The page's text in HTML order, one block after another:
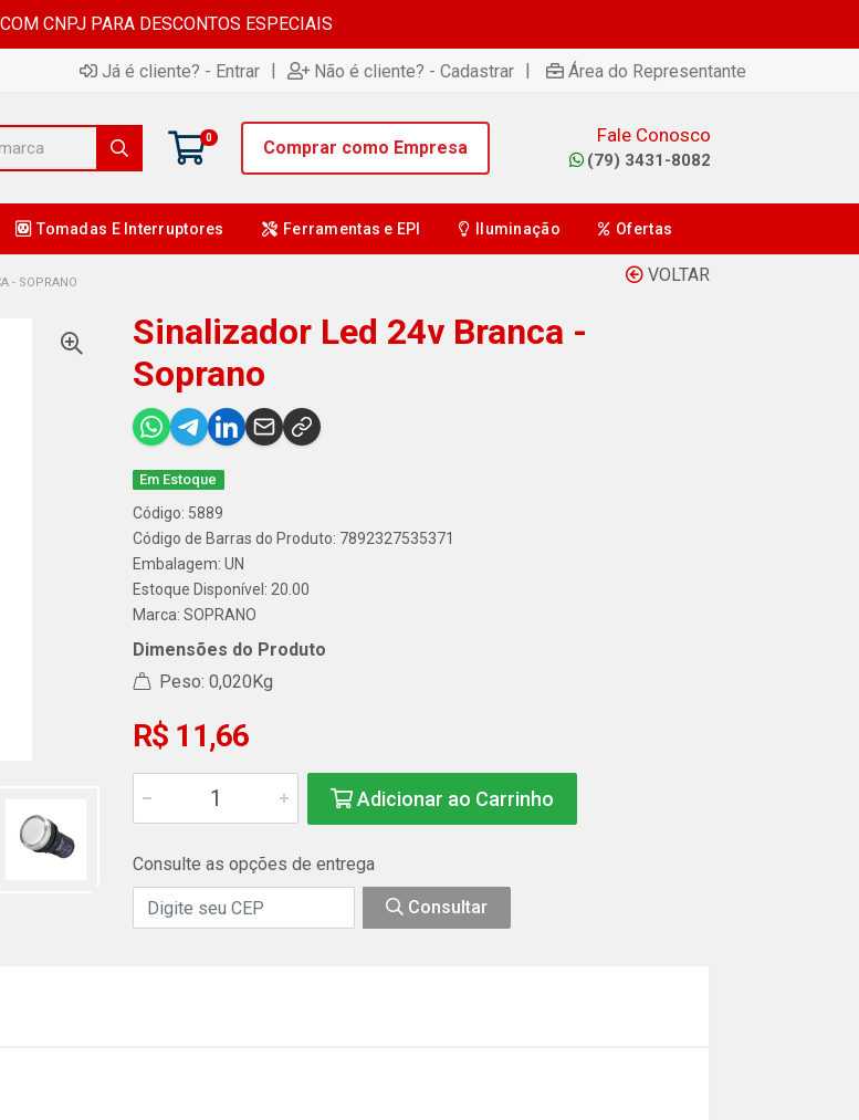
CNPJ PARA DESCONTOS ESPECIAIS
Já é cliente? - Entrar | Não é cliente? - Cadastrar | Área do Representante
0 Comprar como Empresa
Fale Conosco
(79) 3431-8082
Tomadas E Interruptores Ferramentas e EPI Iluminação Ofertas
VOLTAR
- SOPRANO
Sinalizador Led 24v Branca -
Soprano
Em Estoque
Código: 5889
Código de Barras do Produto: 7892327535371
Embalagem: UN
Estoque Disponível: 20.00
Marca: SOPRANO
Dimensões do Produto
Peso: 0,020Kg
R$ 11,66
Adicionar ao Carrinho
Consulte as opções de entrega
Consultar